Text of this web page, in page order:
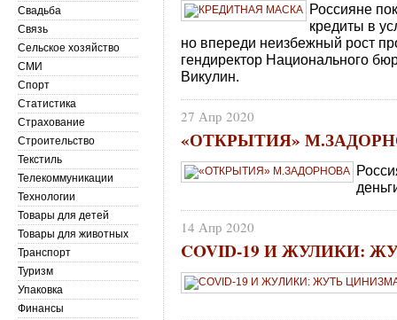
Россияне
кредиты в
но впереди неизбежный рост
гендиректор Национального
Викулин.
27 Апр 2020
«ОТКРЫТИЯ»
14 Апр 2020
COVID-19 И ЖУЛИКИ:
Свадьба
Связь
Сельское хозяйство
СМИ
Спорт
Статистика
Страхование
Строительство
Текстиль
Телекоммуникации
Технологии
Товары для детей
Товары для животных
Транспорт
Туризм
Упаковка
Финансы